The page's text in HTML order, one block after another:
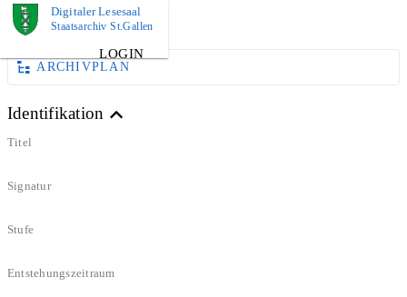
Digitaler Lesesaal
Staatsarchiv St.Gallen
LOGIN
DOKUMENT
ARCHIVPLAN
Identifikation
Titel
Signatur
Stufe
Entstehungszeitraum